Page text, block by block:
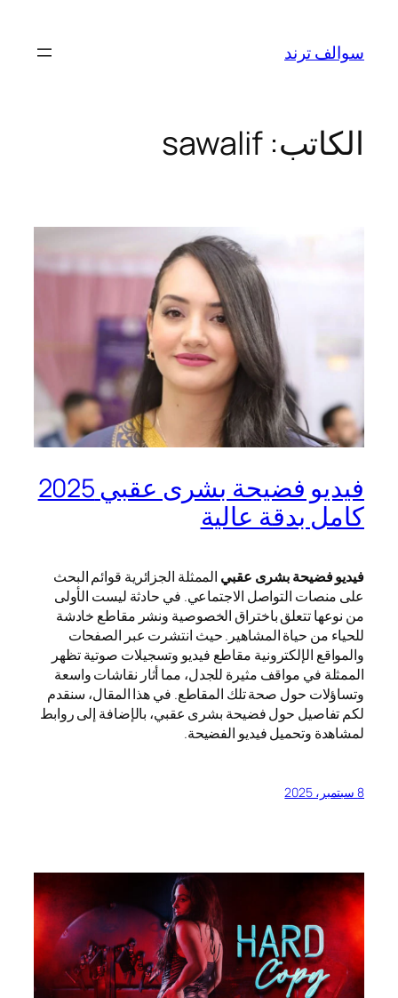
المحتوى
سوالف ترند
الكاتب:sawalif
فيديو فضيحة بشرى عقبي 2025
كامل بدقة عالية
فيديو فضيحة بشرى عقبي الممثلة الجزائرية قوائم البحث
على منصات التواصل الاجتماعي. في حادثة ليست الأولى
من نوعها تتعلق باختراق الخصوصية ونشر مقاطع خادشة
للحياء من حياة المشاهير. حيث انتشرت عبر الصفحات
والمواقع الإلكترونية مقاطع فيديو وتسجيلات صوتية تظهر
الممثلة في مواقف مثيرة للجدل، مما أثار نقاشات واسعة
وتساؤلات حول صحة تلك المقاطع. في هذا المقال، سنقدم
لكم تفاصيل حول فضيحة بشرى عقبي، بالإضافة إلى روابط
لمشاهدة وتحميل فيديو الفضيحة.
8 سبتمبر، 2025